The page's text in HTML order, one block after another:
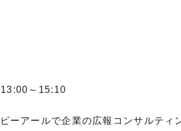
～15:10
アールで企業の広報コンサルティ